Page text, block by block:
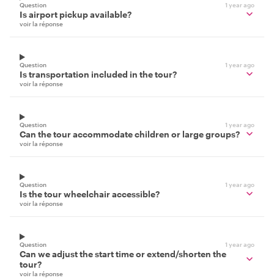
Question 1 year ago
Is airport pickup available?
voir la réponse
Question 1 year ago
Is transportation included in the tour?
voir la réponse
Question 1 year ago
Can the tour accommodate children or large groups?
voir la réponse
Question 1 year ago
Is the tour wheelchair accessible?
voir la réponse
Question 1 year ago
Can we adjust the start time or extend/shorten the
tour?
voir la réponse